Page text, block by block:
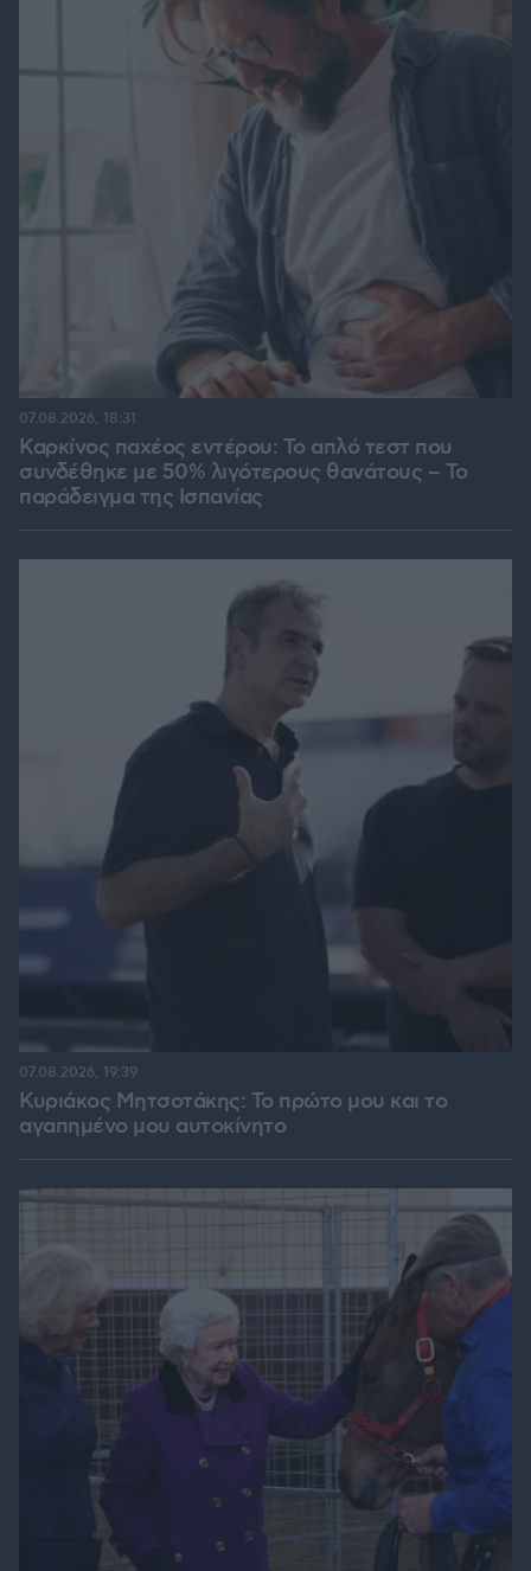
Καρκίνος παχέος εντέρου: Το απλό τεστ που
συνδέθηκε με 50% λιγότερους θανάτους – Το
παράδειγμα της Ισπανίας
07.08.2026, 18:31
Κυριάκος Μητσοτάκης: Το πρώτο μου και το
αγαπημένο μου αυτοκίνητο
07.08.2026, 19:39